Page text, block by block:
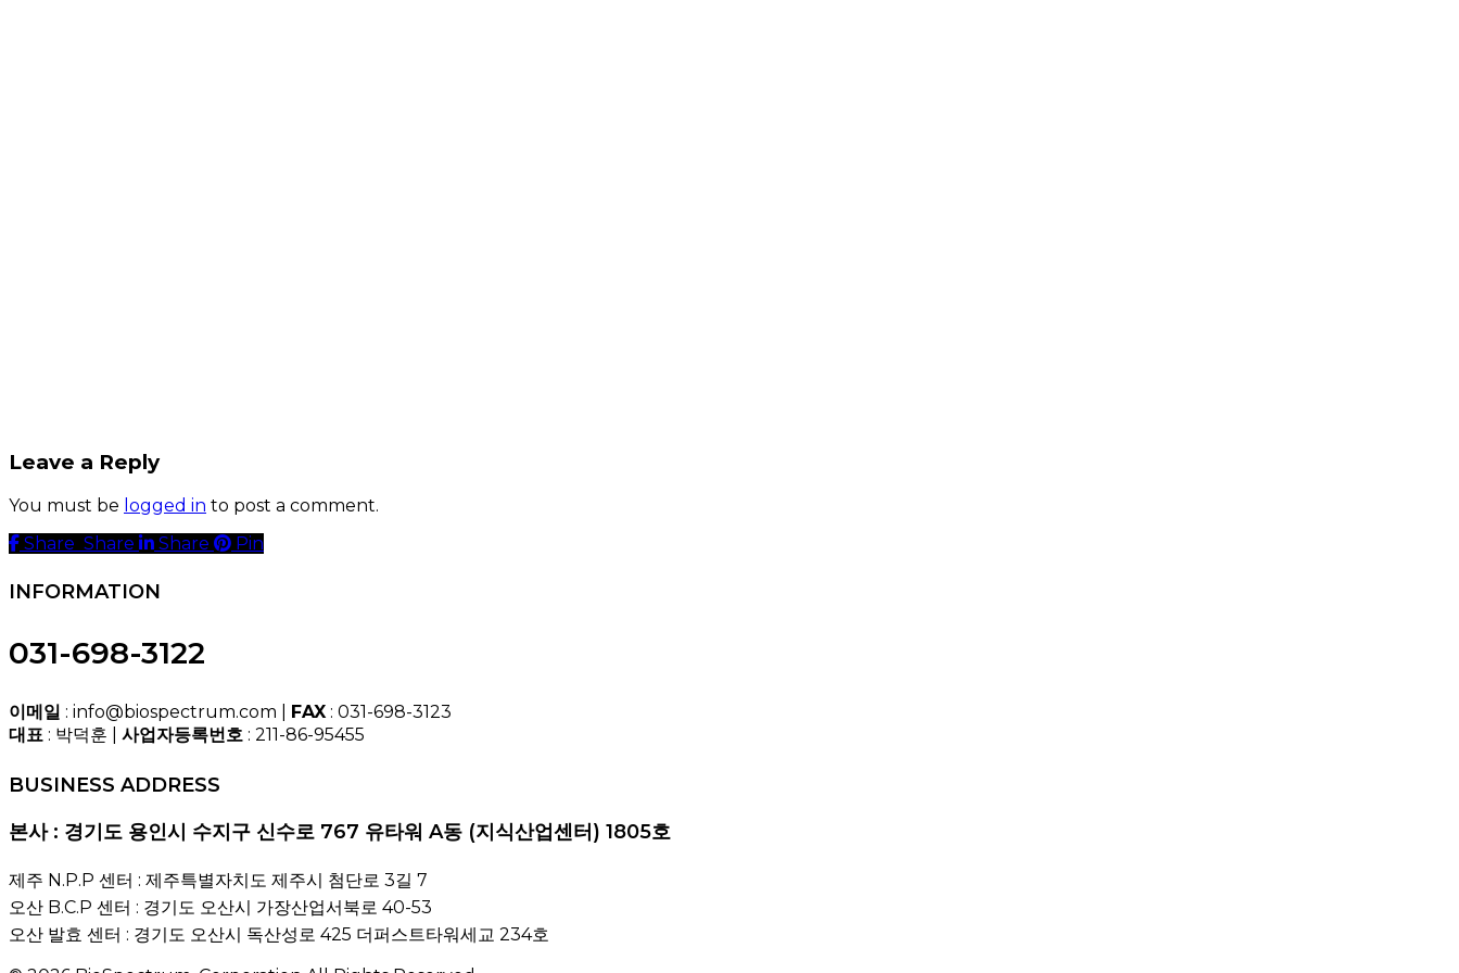
Leave a Reply
You must be logged in to post a comment.
Share
Share Share Share Pin
INFORMATION
031-698-3122
이메일 : info@biospectrum.com | FAX : 031-698-3123
대표 : 박덕훈 | 사업자등록번호 : 211-86-95455
BUSINESS ADDRESS
본사 : 경기도 용인시 수지구 신수로 767 유타워 A동 (지식산업센터) 1805호
제주 N.P.P 센터 : 제주특별자치도 제주시 첨단로 3길 7
오산 B.C.P 센터 : 경기도 오산시 가장산업서북로 40-53
오산 발효 센터 : 경기도 오산시 독산성로 425 더퍼스트타워세교 234호